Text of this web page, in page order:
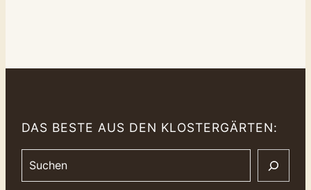
DAS BESTE AUS DEN KLOSTERGÄRTEN: